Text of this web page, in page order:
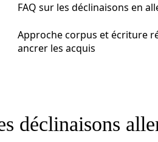
FAQ sur les déclinaisons en
Approche corpus et écriture
ancrer les acquis
déclinaisons